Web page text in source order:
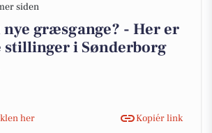
siden
nye græsgange? - Her er
stillinger i Sønderborg
her
Kopiér link